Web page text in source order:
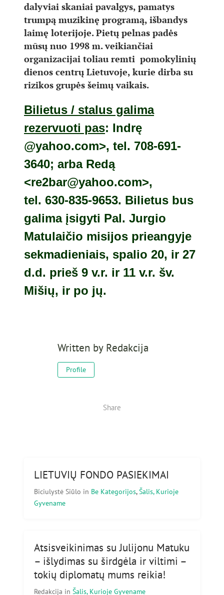
dalyviai skaniai pavalgys, pamatys
trumpą muzikinę programą, išbandys
laimę loterijoje. Pietų pelnas padės
mūsų nuo 1998 m. veikiančiai
organizacijai toliau remti pomokylinių
dienos centrų Lietuvoje, kurie dirba su
rizikos grupės šeimų vaikais.
Bilietus / stalus galima
rezervuoti pas: Indrę
@yahoo.com>, tel. 708-691-
3640; arba Redą
<re2bar@yahoo.com>,
tel. 630-835-9653. Bilietus bus
galima įsigyti Pal. Jurgio
Matulaičio misijos prieangyje
sekmadieniais, spalio 20, ir 27
d.d. prieš 9 v.r. ir 11 v.r. šv.
Mišių, ir po jų.
Written by Redakcija
Profile
Share
LIETUVIŲ FONDO PASIEKIMAI
Biciulystė Siūlo in Be Kategorijos,Šalis, Kurioje
Gyvename
Atsisveikinimas su Julijonu Matuku
– išlydimas su širdgėla ir viltimi –
tokių diplomatų mums reikia!
Redakcija in Šalis, Kurioje Gyvename